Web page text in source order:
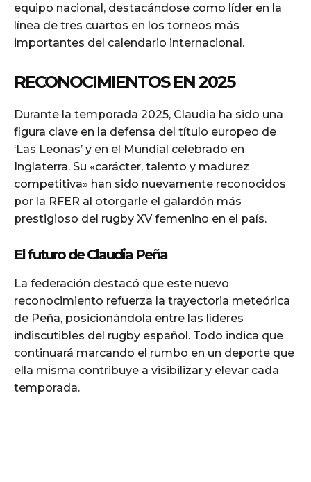
equipo nacional, destacándose como líder en la
línea de tres cuartos en los torneos más
importantes del calendario internacional.
RECONOCIMIENTOS EN 2025
Durante la temporada 2025, Claudia ha sido una
figura clave en la defensa del título europeo de
‘Las Leonas’ y en el Mundial celebrado en
Inglaterra. Su «carácter, talento y madurez
competitiva» han sido nuevamente reconocidos
por la RFER al otorgarle el galardón más
prestigioso del rugby XV femenino en el país.
El futuro de Claudia Peña
La federación destacó que este nuevo
reconocimiento refuerza la trayectoria meteórica
de Peña, posicionándola entre las líderes
indiscutibles del rugby español. Todo indica que
continuará marcando el rumbo en un deporte que
ella misma contribuye a visibilizar y elevar cada
temporada.